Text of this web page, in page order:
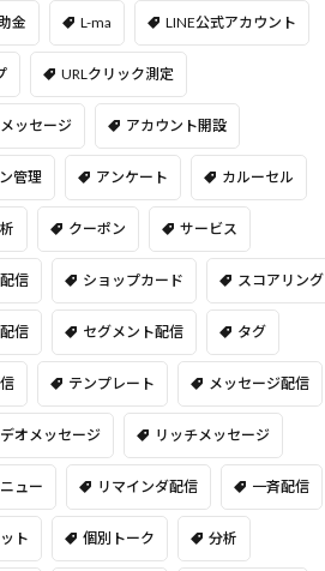
金 L-ma LINE公式アカウント
URLクリック測定
ッセージ アカウント開設
管理 アンケート カルーセル
クーポン サービス
信 ショップカード スコアリング
信 セグメント配信 タグ
テンプレート メッセージ配信
オメッセージ リッチメッセージ
ュー リマインダ配信 一斉配信
ト 個別トーク 分析